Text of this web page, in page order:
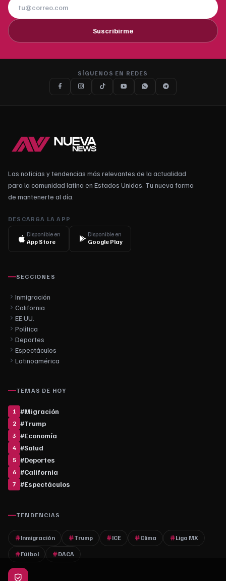
Suscribirme
SÍGUENOS EN REDES
Las noticias y tendencias más relevantes de la actualidad
para la comunidad latina en Estados Unidos. Tu nueva forma
de mantenerte al día.
DESCARGA LA APP
Disponible en
App Store
Disponible en
Google Play
SECCIONES
Inmigración
California
EE.UU.
Política
Deportes
Espectáculos
Latinoamérica
TEMAS DE HOY
1 #Migración
2 #Trump
3 #Economía
4 #Salud
5 #Deportes
6 #California
7 #Espectáculos
TENDENCIAS
Inmigración Trump ICE Clima Liga MX
Fútbol DACA